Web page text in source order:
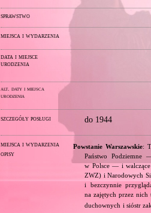
sprawstwo
miejsca i wydarzenia
data i miejsce
urodzenia
alt. daty i miejsca
urodzenia
szczegóły posługi do 1944
miejsca i wydarzenia
opisy
Powstanie Warszawskie:
Państwo Podziemne
w Polsce — i
ZWZ) i Narodowych
i bezczynnie
na zajętych przez
duchownych i sióstr